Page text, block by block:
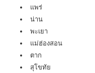
แพร่
น่าน
พะเยา
แม่ฮ่องสอน
ตาก
สุโขทัย